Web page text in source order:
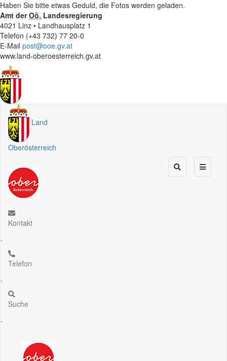
Haben Sie bitte etwas Geduld, die Fotos werden geladen.
Amt derOö. Landesregierung
4021 Linz • Landhausplatz 1
Telefon (+43 732) 77 20-0
E-Mail post@ooe.gv.at
www.land-oberoesterreich.gv.at
Land
Oberösterreich
Kontakt
.
Telefon
.
Suche
.